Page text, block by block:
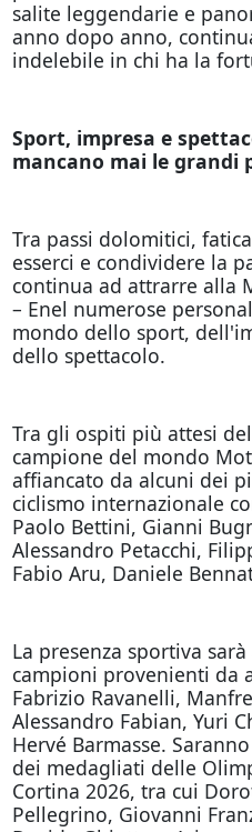
salite leggendarie e
anno dopo anno,
indelebile in chi ha la
Sport, impresa e
mancano mai le grandi
Tra passi dolomitici,
esserci e condividere la
continua ad attrarre alla
– Enel numerose
mondo dello sport,
dello spettacolo.
Tra gli ospiti più attesi
campione del mondo
affiancato da alcuni dei
ciclismo internazionale
Paolo Bettini, Gianni
Alessandro Petacchi,
Fabio Aru, Daniele
La presenza sportiva
campioni provenienti da
Fabrizio Ravanelli,
Alessandro Fabian, Yuri
Hervé Barmasse.
dei medagliati delle
Cortina 2026, tra cui
Pellegrino, Giovanni